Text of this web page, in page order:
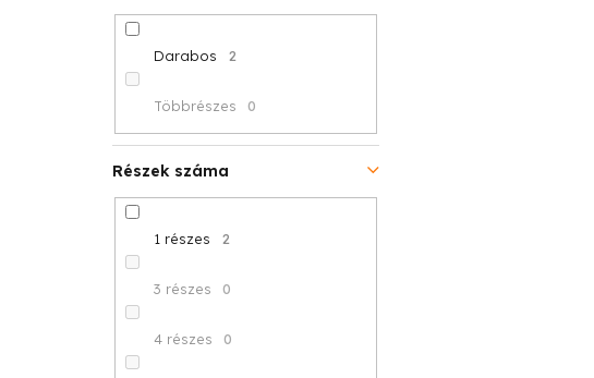
Darabos 2
Többrészes 0
Részek száma
1 részes 2
3 részes 0
4 részes 0